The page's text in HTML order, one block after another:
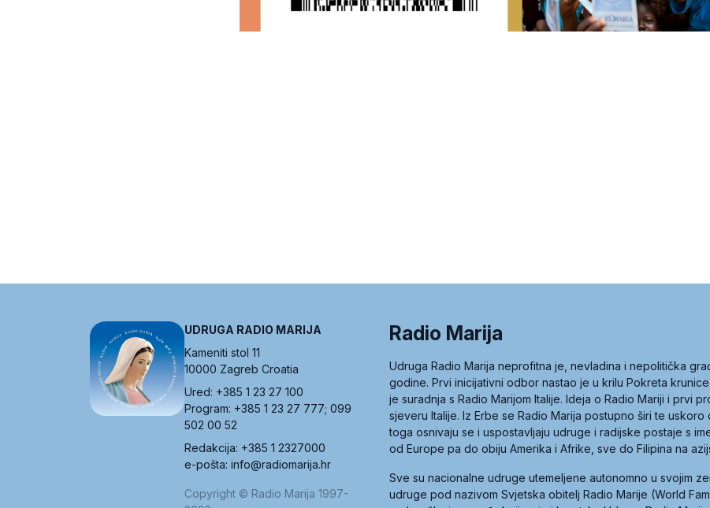
UDRUGA RADIO MARIJA
Kameniti stol 11
10000 Zagreb Croatia
Ured: +385 1 23 27 100
Program: +385 1 23 27 777; 099
502 00 52
Redakcija: +385 1 2327000
e-pošta: info@radiomarija.hr
Copyright © Radio Marija 1997-
Radio Marija
Udruga Radio Marija neprofitna je, nevladina i nepolitička
godine. Prvi inicijativni odbor nastao je u krilu Pokreta
je suradnja s Radio Marijom Italije. Ideja o Radio Mariji i prvi
sjeveru Italije. Iz Erbe se Radio Marija postupno širi te
toga osnivaju se i uspostavljaju udruge i radijske postaje s
od Europe pa do obiju Amerika i Afrike, sve do Filipina na
Sve su nacionalne udruge utemeljene autonomno u svojim
udruge pod nazivom Svjetska obitelj Radio Marije (World